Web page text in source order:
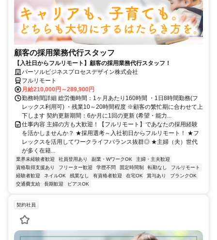
顧客の採用業務代行スタッフ
【入社日からフルリモート】顧客の採用業務代行スタッフ！
パーソルビジネスプロセスデザイン株式会社
フルリモート
月給210,000円～289,900円
勤務時間詳細 総労働時間：1ヶ月あたり160時間 ・1日8時間勤務(フ
レックス利用可) ・残業10～20時間程度 ※顧客の繁忙期に合わせて上
下します 契約更新期間：6か月に1回の更新 (希望・能力...
仕事内容 主婦の方も大歓迎！【フルリモート】であなたの採用経験
を活かしませんか？ ★採用選考～入社初日からフルリモート！ ★フ
レックスを活用してワークライフバランス抜群◎ ★主婦（夫）世代
が多く在籍...
業界未経験者歓迎 社員登用あり 副業・WワークOK
主婦・主夫歓迎
資格取得支援あり
フリーター歓迎 学歴不問 固定時間制 転勤なし
フルリモート
経験者歓迎
ネイルOK 残業なし 有資格者歓迎 在宅OK 賞与あり
ブランクOK
交通費支給
長期歓迎 ピアスOK
契約社員